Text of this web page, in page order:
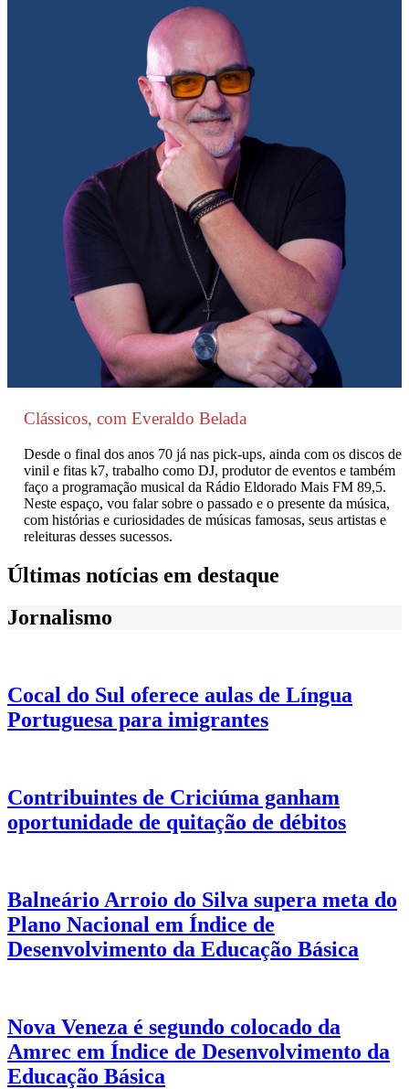
Clássicos, com Everaldo Belada
Desde o final dos anos 70 já nas pick-ups, ainda com os discos de
vinil e fitas k7, trabalho como DJ, produtor de eventos e também
faço a programação musical da Rádio Eldorado Mais FM 89,5.
Neste espaço, vou falar sobre o passado e o presente da música,
com histórias e curiosidades de músicas famosas, seus artistas e
releituras desses sucessos.
Últimas notícias em destaque
Jornalismo
Cocal do Sul oferece aulas de Língua
Portuguesa para imigrantes
Contribuintes de Criciúma ganham
oportunidade de quitação de débitos
Balneário Arroio do Silva supera meta do
Plano Nacional em Índice de
Desenvolvimento da Educação Básica
Nova Veneza é segundo colocado da
Amrec em Índice de Desenvolvimento da
Educação Básica